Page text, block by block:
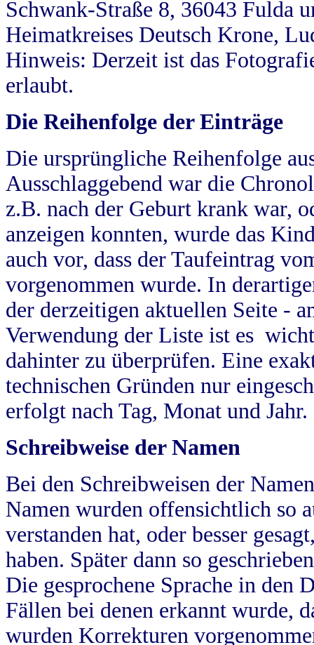
Schwank-Straße 8, 36043 Fulda
Heimatkreises Deutsch Krone,
Hinweis: Derzeit ist das
erlaubt.
Die Reihenfolge der Einträge
Die ursprüngliche Reihenfolge
Ausschlaggebend war die
z.B. nach der Geburt krank war,
anzeigen konnten, wurde das
auch vor, dass der Taufeintrag
vorgenommen wurde. In
der derzeitigen aktuellen Seite -
Verwendung der Liste ist es
dahinter zu überprüfen. Eine
technischen Gründen nur
erfolgt nach Tag, Monat und Jahr.
Schreibweise der Namen
Bei den Schreibweisen der
Namen wurden offensichtlich so
verstanden hat, oder besser
haben. Später dann so
Die gesprochene Sprache in
Fällen bei denen erkannt wurde,
wurden Korrekturen